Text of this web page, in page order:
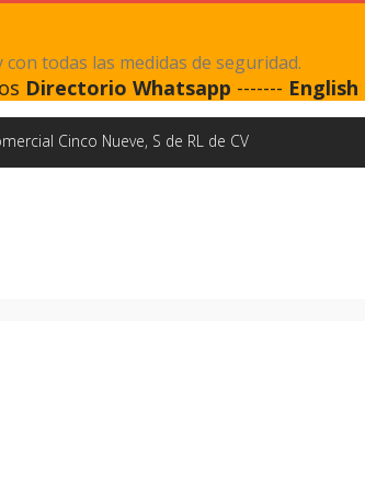
todas las medidas de seguridad.
Directorio Whatsapp -------
Cinco Nueve, S de RL de CV